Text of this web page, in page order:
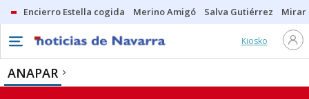
Encierro Estella cogida Merino Amigó Salva Gutiérrez Mirar
Kiosko
ANAPAR